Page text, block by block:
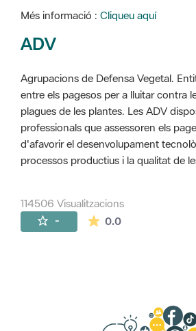
Més informació : Cliqueu aquí
ADV
Agrupacions de Defensa Vegetal.
entre els pagesos per a lluitar contra
plagues de les plantes. Les ADV
professionals que assessoren els
d'afavorir el desenvolupament
processos productius i la qualitat de
114506 Visualitzacions
- 0.0La mitjana de